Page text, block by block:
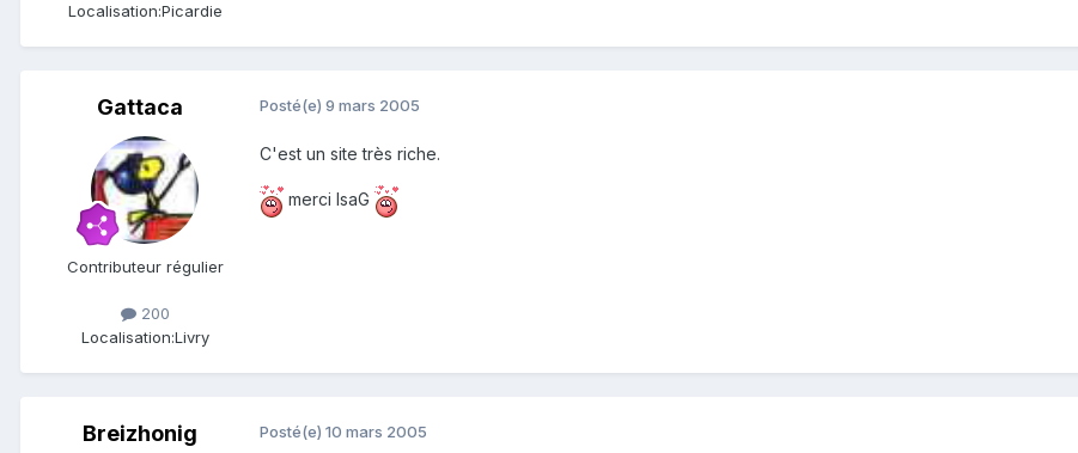
Localisation:Picardie
Gattaca
Contributeur régulier
200
Localisation:Livry
Posté(e) 9 mars 2005
C'est un site très riche.
merci IsaG
Breizhonig Posté(e) 10 mars 2005